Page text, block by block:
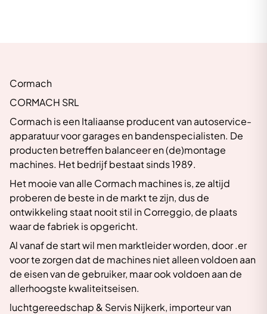
Cormach
CORMACH SRL
Cormach is een Italiaanse producent van autoservice-
apparatuur voor garages en bandenspecialisten. De
producten betreffen balanceer en (de)montage
machines. Het bedrijf bestaat sinds 1989.
Het mooie van alle Cormach machines is, ze altijd
proberen de beste in de markt te zijn, dus de
ontwikkeling staat nooit stil in Correggio, de plaats
waar de fabriek is opgericht.
Al vanaf de start wil men marktleider worden, door .er
voor te zorgen dat de machines niet alleen voldoen aan
de eisen van de gebruiker, maar ook voldoen aan de
allerhoogste kwaliteitseisen.
luchtgereedschap & Servis Nijkerk, importeur van